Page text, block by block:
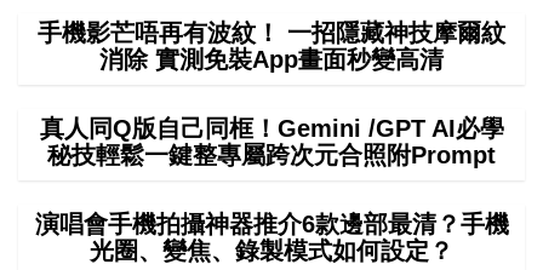
手機影芒唔再有波紋！ 一招隱藏神技摩爾紋
消除 實測免裝App畫面秒變高清
真人同Q版自己同框！Gemini /GPT AI必學
秘技輕鬆一鍵整專屬跨次元合照附Prompt
演唱會手機拍攝神器推介6款邊部最清？手機
光圈、變焦、錄製模式如何設定？